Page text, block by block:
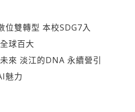
位雙轉型 本校SDG7入
球百大
來 淡江的DNA 永續營引
魅力